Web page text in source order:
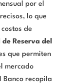
por el
lo que
de
Reserva del
que permiten
mercado
recopila